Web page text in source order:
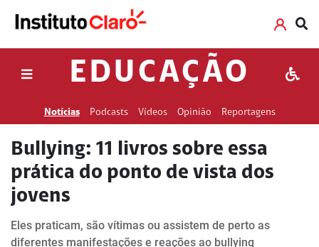
EDUCAÇÃO
Notícias Podcasts Vídeos Opinião Reportagens
Bullying: 11 livros sobre essa
prática do ponto de vista dos
jovens
Eles praticam, são vítimas ou assistem de perto as
diferentes manifestações e reações ao bullying